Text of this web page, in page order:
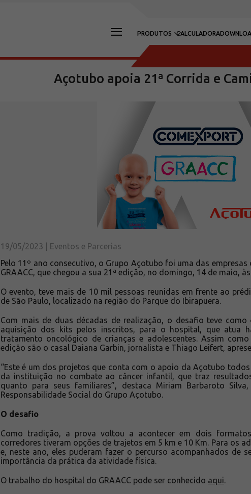
PRODUTOS CALCULADORA
Açotubo apoia 21ª Corrida e
19/05/2023 | Eventos e Parcerias
Pelo 11º ano consecutivo, o Grupo Açotubo foi uma das
GRAACC, que chegou a sua 21ª edição, no domingo, 14 de maio,
O evento, teve mais de 10 mil pessoas reunidas em frente ao
de São Paulo, localizado na região do Parque do Ibirapuera.
Com mais de duas décadas de realização, o desafio teve
aquisição dos kits pelos inscritos, para o hospital, que atua
tratamento oncológico de crianças e adolescentes. Assim
edição são o casal Daiana Garbin, jornalista e Thiago Leifert,
“Este é um dos projetos que conta com o apoio da Açotubo
da instituição no combate ao câncer infantil, que traz
quanto para seus familiares”, destaca Miriam Barbaroto
Responsabilidade Social do Grupo Açotubo.
O desafio
Como tradição, a prova voltou a acontecer em dois
corredores tiveram opções de trajetos em 5 km e 10 Km. Para os
e, neste ano, eles puderam fazer o percurso acompanhados de
importância da prática da atividade física.
O trabalho do hospital do GRAACC pode ser conhecido aqui.